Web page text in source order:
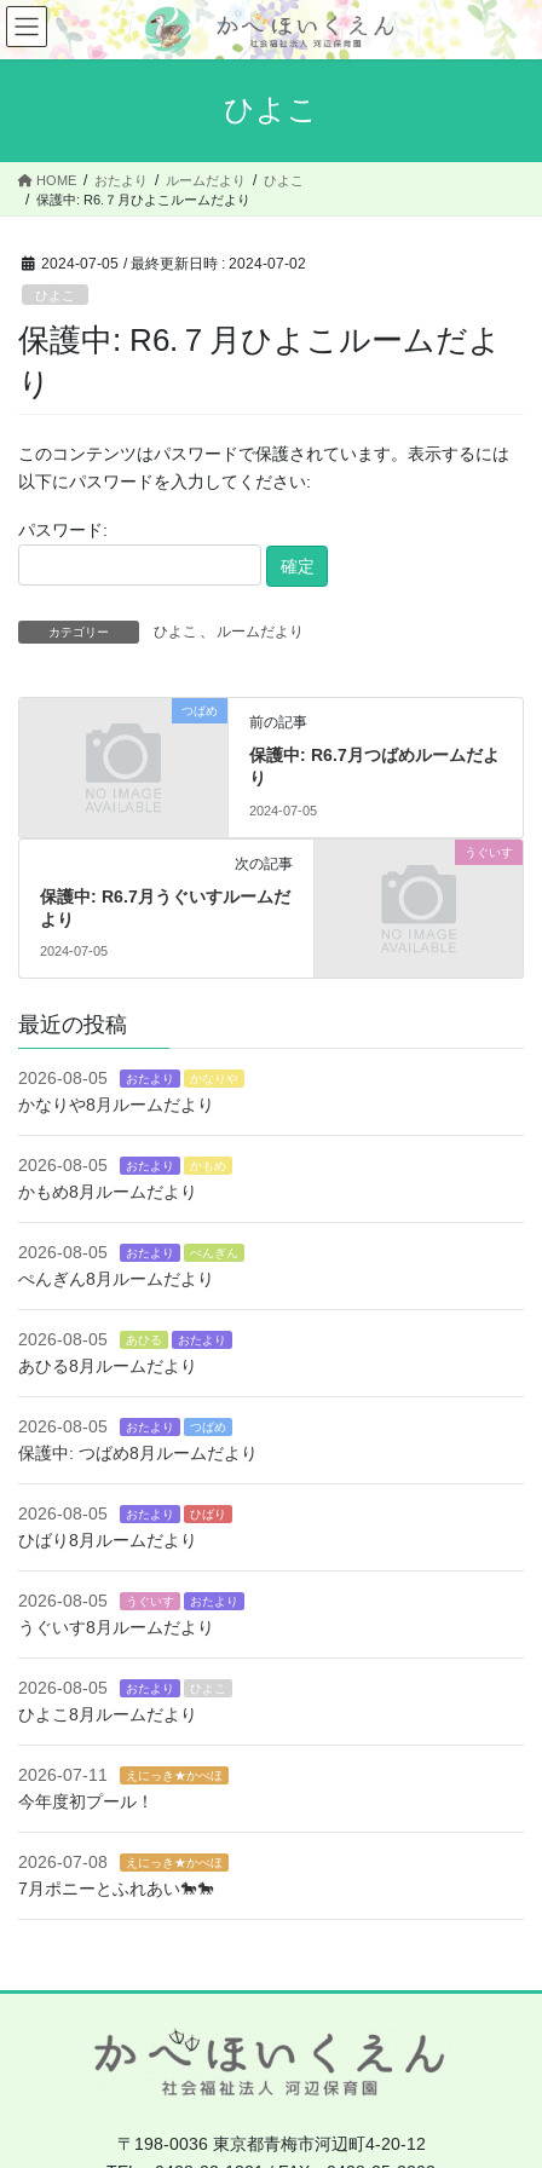
コ
ン
テ
ス
ッ
ナ
ビ
ゲ
ン
移
ひよこ
HOME おたより ルームだより
ひよこ
保護中: R6.７月ひよこルームだより
2024-07-05 / 最終更新日時 : 2024-07-02
ひよこ
保護中: R6.７月ひよこルームだよ
り
このコンテンツはパスワードで保護されています。表示するには
以下にパスワードを入力してください:
パスワード:
カテゴリー ひよこ 、 ルームだより
つばめ
前の記事
保護中: R6.7月つばめルームだよ
り
2024-07-05
うぐいす
次の記事
保護中: R6.7月うぐいすルームだ
より
2024-07-05
最近の投稿
2026-08-05 おたより かなりや
かなりや8月ルームだより
2026-08-05 おたより かもめ
かもめ8月ルームだより
2026-08-05 おたより ぺんぎん
ぺんぎん8月ルームだより
2026-08-05 あひる おたより
あひる8月ルームだより
2026-08-05 おたより つばめ
保護中: つばめ8月ルームだより
2026-08-05 おたより ひばり
ひばり8月ルームだより
2026-08-05 うぐいす おたより
うぐいす8月ルームだより
2026-08-05 おたより ひよこ
ひよこ8月ルームだより
2026-07-11 えにっき★かべほ
今年度初プール！
2026-07-08 えにっき★かべほ
7月ポニーとふれあい🐎🐎
〒198-0036 東京都青梅市河辺町4-20-12